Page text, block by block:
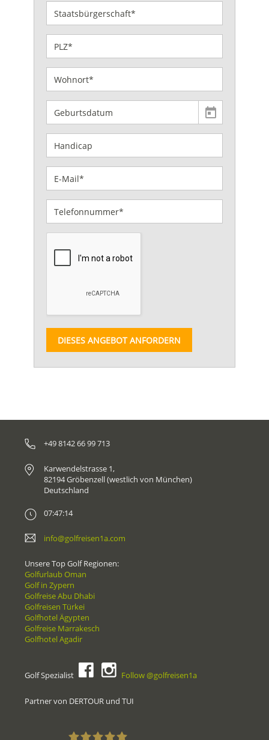
DIESES ANGEBOT ANFORDERN
+49 8142 66 99 713
Karwendelstrasse 1,
82194 Gröbenzell (westlich von München)
Deutschland
07:47:14
info@golfreisen1a.com
Unsere Top Golf Regionen:
Golfurlaub Oman
Golf in Zypern
Golfreise Abu Dhabi
Golfreisen Türkei
Golfhotel Ägypten
Golfreise Marrakesch
Golfhotel Agadir
Golf Spezialist Follow @golfreisen1a
Partner von DERTOUR und TUI